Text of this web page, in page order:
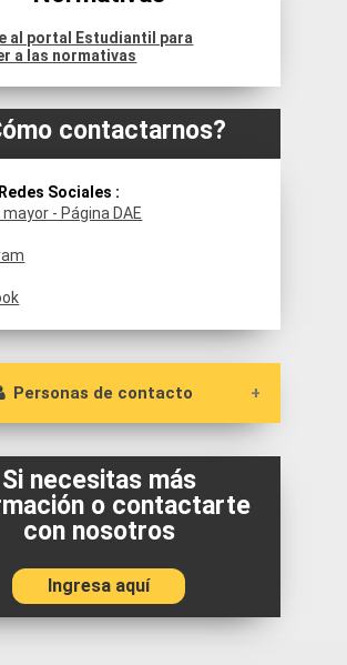
al portal Estudiantil para
a las normativas
contactarnos?
Sociales :
mayor - Página DAE
Personas de contacto
al Encargado del Servicio Mi Club
envía tus inquietudes.
Infante
Atención:
de 9:00 a 18:00 hrs.
Si necesitas más
o contactarte
con nosotros
Ingresa aquí